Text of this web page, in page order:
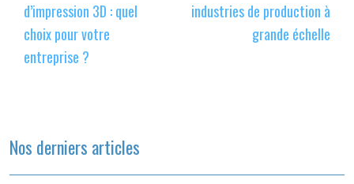
d’impression 3D : quel
choix pour votre
entreprise ?
industries de production à
grande échelle
Nos derniers articles